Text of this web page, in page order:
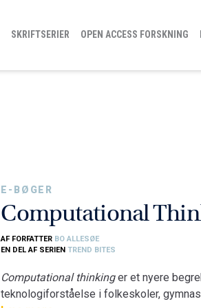
SKRIFTSERIER OPEN ACCESS FORSKNING
E-BØGER
Computational
AF FORFATTER BO ALLESØE
EN DEL AF SERIENTREND BITES
Computational thinkinger et nyere
teknologiforståelse i folkeskoler,